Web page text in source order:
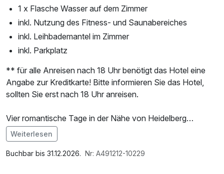
1 x Flasche Wasser auf dem Zimmer
inkl. Nutzung des Fitness- und Saunabereiches
inkl. Leihbademantel im Zimmer
inkl. Parkplatz
** für alle Anreisen nach 18 Uhr benötigt das Hotel eine
Angabe zur Kreditkarte! Bitte informieren Sie das Hotel,
sollten Sie erst nach 18 Uhr anreisen.
Vier romantische Tage in der Nähe von Heidelberg
Eine romantische Auszeit in der Nähe von Heidelberg ist
die perfekte Gelegenheit, wertvolle Zeit zu zweit zu
verbringen und den Alltag hinter sich zu lassen. Das
Im Angebot enthalten
Saunabenutzung, Parkplatz, Nutzung des
Weiterlesen
Buchbar bis 31.12.2026. Nr: A491212-10229